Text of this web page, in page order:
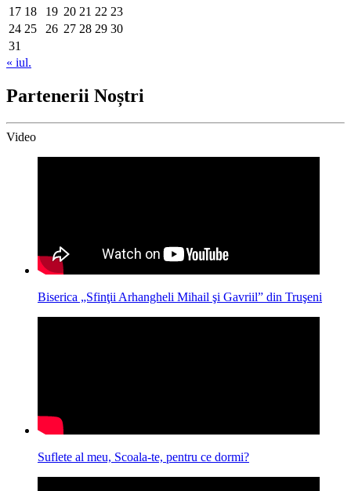
17 18 19 20 21 22 23
24 25 26 27 28 29 30
31
« iul.
Partenerii Noștri
Video
Biserica „Sfinţii Arhangheli Mihail şi Gavriil” din Truşeni
Suflete al meu, Scoala-te, pentru ce dormi?